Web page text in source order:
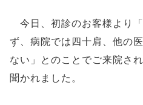
今日、初診のお客様より
ず、病院では四十肩、他の
ない」とのことでご来院さ
聞かれました。